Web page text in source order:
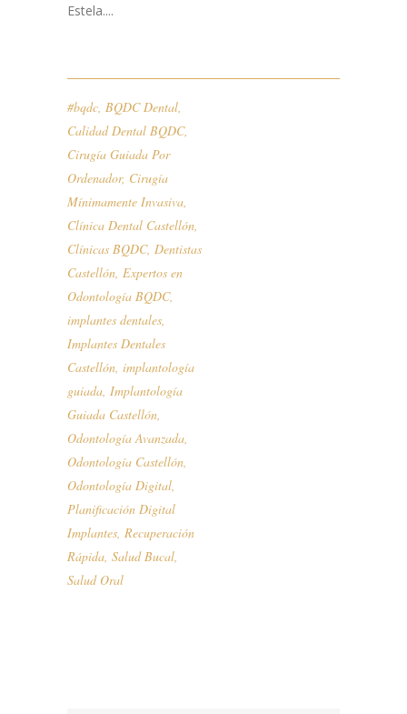
Estela....
#bqdc, BQDC Dental,
Calidad Dental BQDC,
Cirugía Guiada Por
Ordenador, Cirugía
Mínimamente Invasiva,
Clínica Dental Castellón,
Clínicas BQDC, Dentistas
Castellón, Expertos en
Odontología BQDC,
implantes dentales,
Implantes Dentales
Castellón, implantología
guiada, Implantología
Guiada Castellón,
Odontología Avanzada,
Odontología Castellón,
Odontología Digital,
Planificación Digital
Implantes, Recuperación
Rápida, Salud Bucal,
Salud Oral